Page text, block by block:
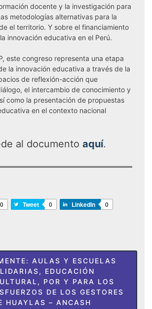
docente y la investigación para
metodologías alternativas para la
el territorio. Y sobre el financiamiento
innovación educativa en el Perú.
este congreso representa una etapa
la innovación educativa a través de la
de reflexión-acción que
el intercambio de conocimiento y
como la presentación de propuestas
en el contexto nacional
al documento aquí.
0 Tweet 0 LinkedIn
0
AULAS Y ESCUELAS
EDUCACIÓN
POR Y PARA LOS
DE LOS GESTORES
HUAYLAS – ANCASH